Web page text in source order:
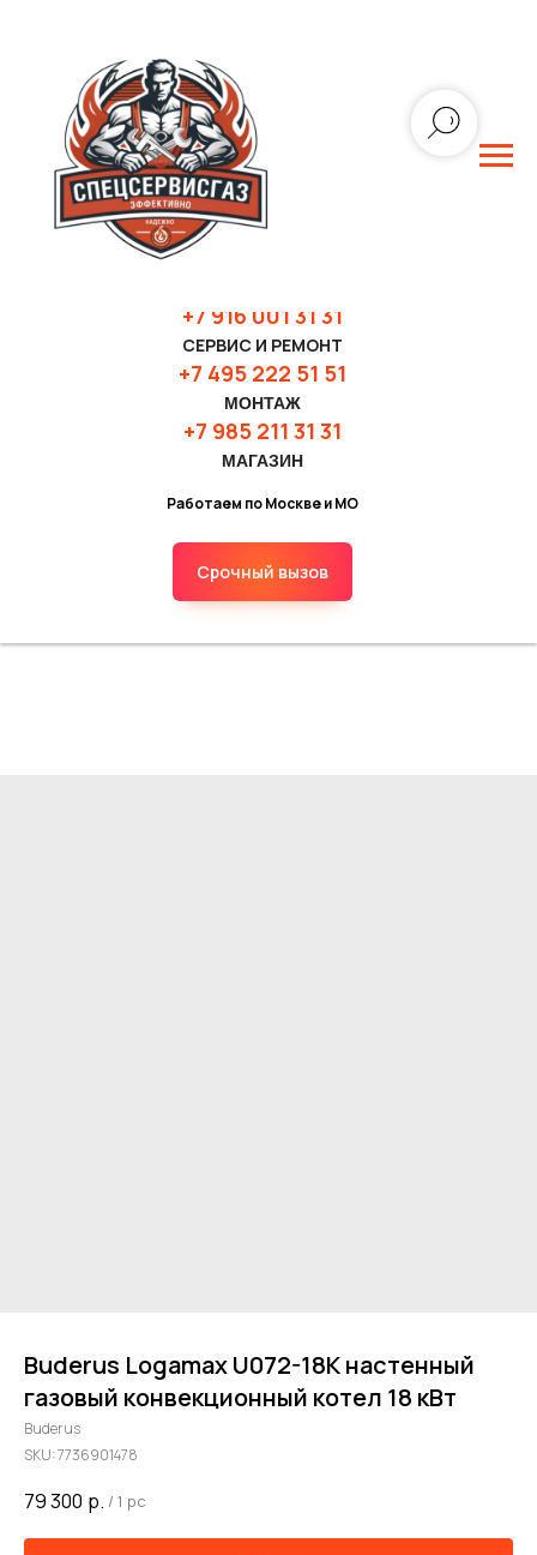
+7 916 001 31 31
СЕРВИС И РЕМОНТ
+7 495 222 51 51
МОНТАЖ
+7 985 211 31 31
МАГАЗИН
Работаем по Москве и МО
Срочный вызов
Buderus Logamax U072-18K настенный
газовый конвекционный котел 18 кВт
Buderus
SKU:7736901478
79 300 р. / 1 pc